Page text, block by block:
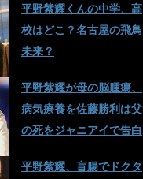
平野紫耀くんの中学、高
校はどこ？名古屋の飛鳥
未来？
平野紫耀が母の脳腫瘍、
病気療養を佐藤勝利は父
の死をジャニアイで告白
平野紫耀、盲腸でドクタ